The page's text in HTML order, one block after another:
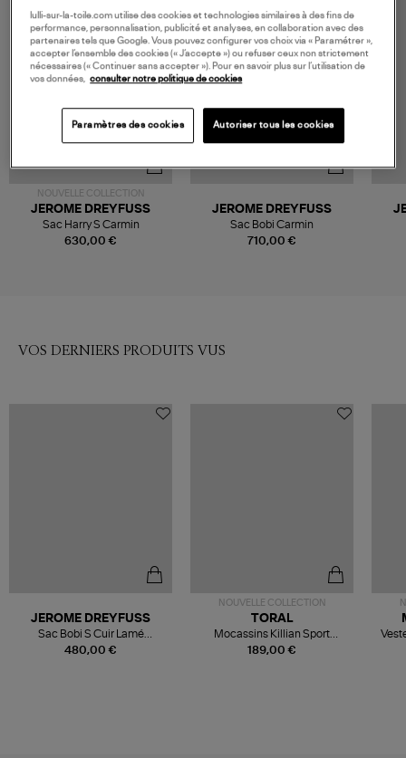
NOUVELLE COLLECTION
630,00 €
JEROME DREYFUSS
Sac Harry S Carmin
710,00 €
JEROME DREYFUSS
Sac Bobi Carmin
VOS DERNIERS PRODUITS VUS
480,00 €
JEROME DREYFUSS
Sac Bobi S Cuir Lamé
Champagne
NOUVELLE COLLECTION
189,00 €
TORAL
Mocassins Killian Sport
Mousse
lulli-sur-la-toile.com utilise des cookies et technologies similaires à des fins de
performance, personnalisation, publicité et analyses, en collaboration avec des
partenaires tels que Google. Vous pouvez configurer vos choix via « Paramétrer »,
accepter l’ensemble des cookies (« J’accepte ») ou refuser ceux non strictement
nécessaires (« Continuer sans accepter »). Pour en savoir plus sur l’utilisation de
vos données,
consulter notre politique de cookies
Paramètres des cookies Autoriser tous les cookies